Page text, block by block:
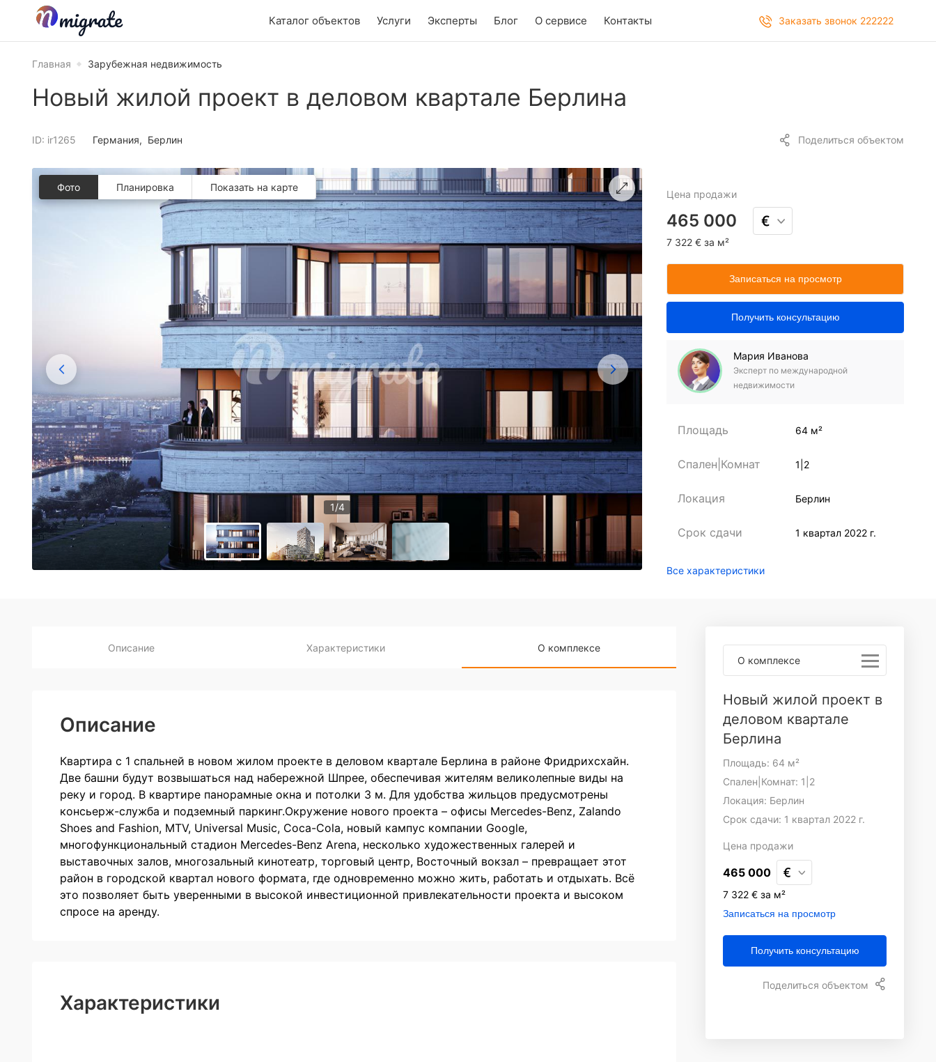
Каталог объектов Услуги Эксперты Блог О сервисе Контакты Заказать звонок 222222
Главная Зарубежная недвижимость
Новый жилой проект в деловом квартале Берлина
ID: ir1265 Германия Берлин Поделиться объектом
Фото
1/4
Планировкa Показать на карте
Цена продажи
465 000
7 322 € за м²
Записаться на просмотр
Получить консультацию
Мария Иванова
Эксперт по международной
недвижимости
Площадь 64 м²
Спален|Комнат 1|2
Локация Берлин
Срок сдачи 1 квартал 2022 г.
Все характеристики
Описание Характеристики О комплексе
Описание
Квартира с 1 спальней в новом жилом проекте в деловом квартале Берлина в районе Фридрихсхайн.
Две башни будут возвышаться над набережной Шпрее, обеспечивая жителям великолепные виды на
реку и город. В квартире панорамные окна и потолки 3 м. Для удобства жильцов предусмотрены
консьерж-служба и подземный паркинг.Окружение нового проекта – офисы Mercedes-Benz, Zalando
Shoes and Fashion, MTV, Universal Music, Coca-Cola, новый кампус компании Google,
многофункциональный стадион Mercedes-Benz Arena, несколько художественных галерей и
выставочных залов, многозальный кинотеатр, торговый центр, Восточный вокзал – превращает этот
район в городской квартал нового формата, где одновременно можно жить, работать и отдыхать. Всё
это позволяет быть уверенными в высокой инвестиционной привлекательности проекта и высоком
спросе на аренду.
Характеристики
О комплексе
Новый жилой проект в
деловом квартале
Берлина
Площадь: 64 м²
Спален|Комнат: 1|2
Локация: Берлин
Срок сдачи: 1 квартал 2022 г.
Цена продажи
465 000
7 322 € за м²
Записаться на просмотр
Получить консультацию
Поделиться объектом